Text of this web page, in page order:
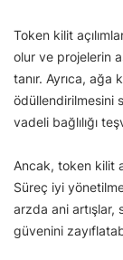
Token kilit
olur ve projelerin
tanır. Ayrıca, ağa
ödüllendirilmesini
vadeli bağlılığı
Ancak, token kilit
Süreç iyi
arzda ani artışlar,
güvenini